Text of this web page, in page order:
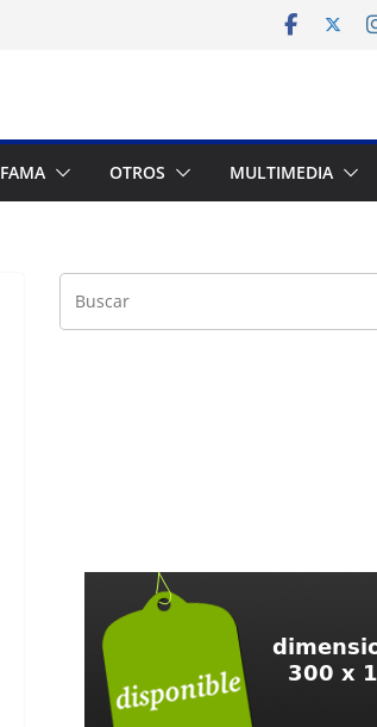
FAMA OTROS MULTIMEDIA